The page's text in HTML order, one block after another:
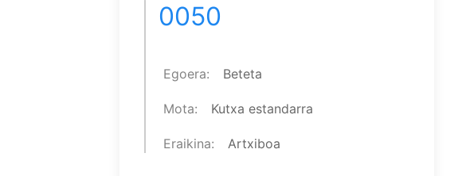
0050
Egoera Beteta
Mota Kutxa estandarra
Eraikina Artxiboa